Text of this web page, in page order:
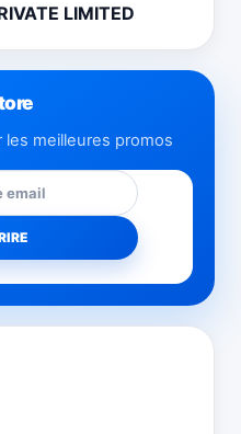
LIMITED
les meilleures promos